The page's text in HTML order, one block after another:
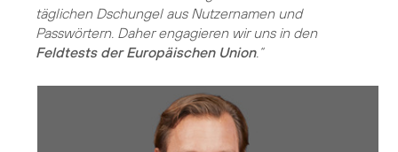
täglichen Dschungel aus Nutzernamen und
Passwörtern. Daher engagieren wir uns in den
Feldtests der Europäischen Union.“